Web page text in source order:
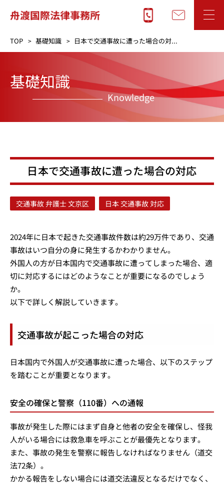
TOP 基礎知識 日本で交通事故に遭った場合の対...
基礎知識
Knowledge
日本で交通事故に遭った場合の対応
交通事故 弁護士 文京区 日本 交通事故 対応
2024年に日本で起きた交通事故件数は約29万件であり、交通
事故はいつ自分の身に発生するかわかりません。
外国人の方が日本国内で交通事故に遭ってしまった場合、適
切に対応するにはどのようなことが重要になるのでしょう
か。
以下で詳しく解説していきます。
交通事故が起こった場合の対応
日本国内で外国人が交通事故に遭った場合、以下のステップ
を踏むことが重要となります。
安全の確保と警察（110番）への通報
事故が発生した際にはまず自身と他者の安全を確保し、怪我
人がいる場合には救急車を呼ぶことが最優先となります。
また、事故の発生を警察に報告しなければなりません（道交
法72条）。
かかる報告をしない場合には道交法違反となるだけでなく、